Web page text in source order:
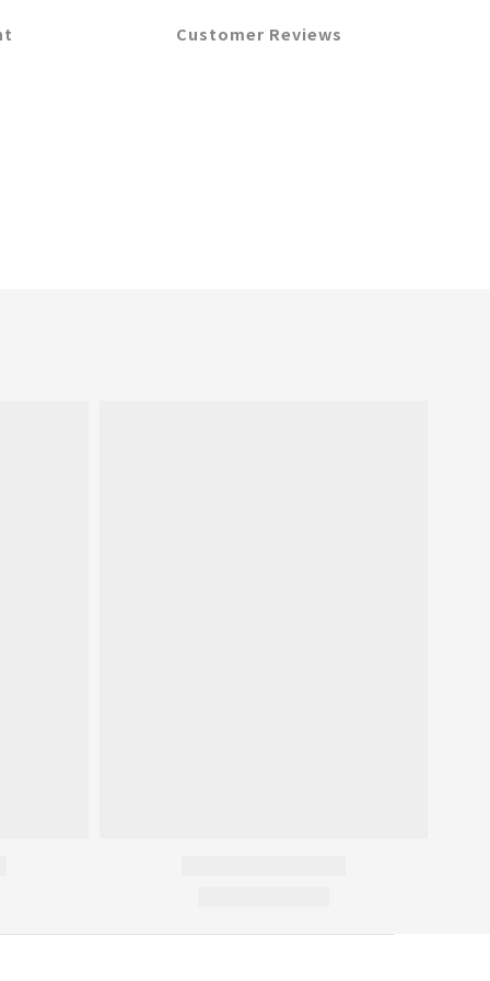
Customer Reviews